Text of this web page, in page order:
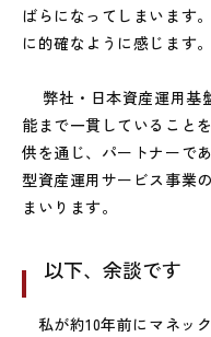
ばらになってしまいます
に的確なように感じます。
弊社・日本資産運用基
能まで一貫していること
供を通じ、パートナーで
型資産運用サービス事業
まいります。
以下、余談です
私が約10年前にマネッ